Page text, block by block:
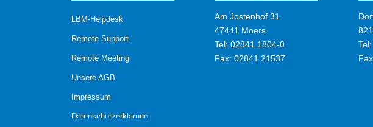
LBM-Helpdesk
Remote Support
Remote Meeting
Unsere AGB
Impressum
Datenschutzerklärung
Am Jostenhof 31
47441 Moers
Tel: 02841 1804-0
Fax: 02841 21537